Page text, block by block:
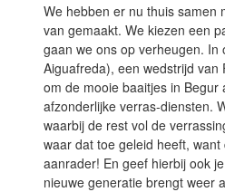
We hebben er nu thuis samen
van gemaakt. We kiezen een
gaan we ons op verheugen. In
Aiguafreda), een wedstrijd
om de mooie baaitjes in
afzonderlijke verras-diensten.
waarbij de rest vol de
waar dat toe geleid heeft,
aanrader! En geef hierbij ook
nieuwe generatie brengt weer